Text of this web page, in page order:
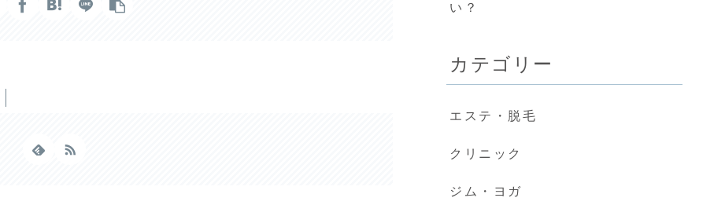
い？
カテゴリー
エステ・脱毛
クリニック
ジム・ヨガ